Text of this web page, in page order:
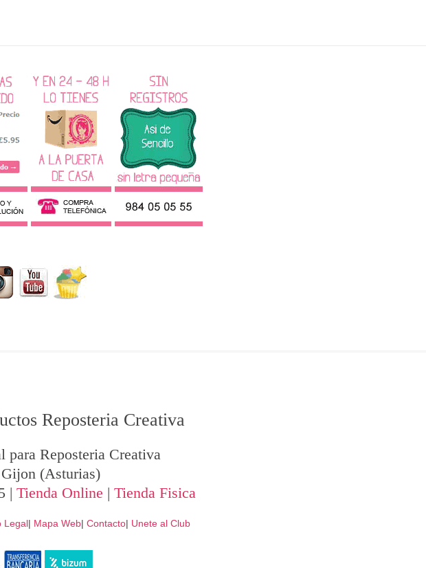
Reposteria Creativa
para Reposteria Creativa
Gijon (Asturias)
| Tienda Online | Tienda Fisica
Legal| Mapa Web| Contacto| Unete al Club